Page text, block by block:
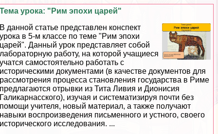
Тема урока: "Рим эпохи царей"
В данной статье представлен конспект
урока в 5-м классе по теме "Рим эпохи
царей". Данный урок представляет собой
лабораторную работу, на которой учащиеся
учатся самостоятельно работать с
историческими документами (в качестве документов для
рассмотрения процесса становления государства в Риме
предлагаются отрывки из Тита Ливия и Дионисия
Галикарнасского), изучая и систематизируя почти без
помощи учителя, новый материал, а также получают
навыки воспроизведения письменного и устного, своего
исторического исследования. ...